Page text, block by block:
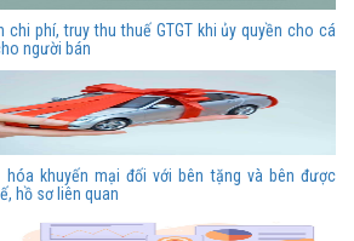
chi phí, truy thu thuế GTGT khi ủy quyền cho cá
người bán
hóa khuyến mại đối với bên tặng và bên được
hồ sơ liên quan